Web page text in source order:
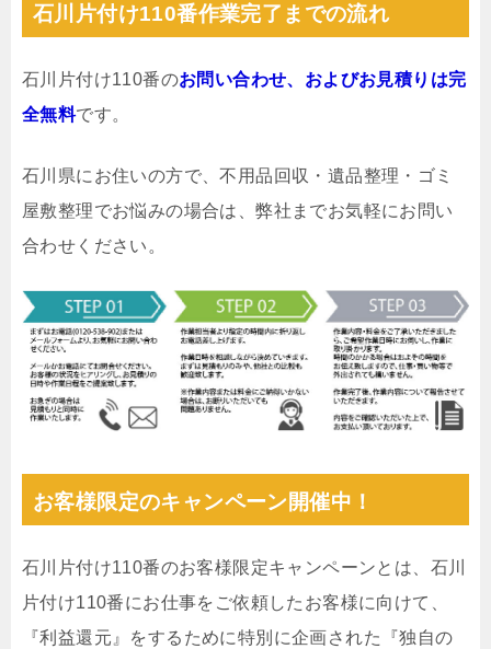
石川片付け110番作業完了までの流れ
石川片付け110番のお問い合わせ、およびお見積りは完
全無料です。
石川県にお住いの方で、不用品回収・遺品整理・ゴミ
屋敷整理でお悩みの場合は、弊社までお気軽にお問い
合わせください。
お客様限定のキャンペーン開催中！
石川片付け110番のお客様限定キャンペーンとは、石川
片付け110番にお仕事をご依頼したお客様に向けて、
『利益還元』をするために特別に企画された『独自の